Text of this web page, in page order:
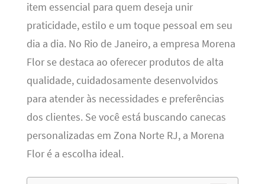
item essencial para quem deseja unir
praticidade, estilo e um toque pessoal em seu
dia a dia. No Rio de Janeiro, a empresa Morena
Flor se destaca ao oferecer produtos de alta
qualidade, cuidadosamente desenvolvidos
para atender às necessidades e preferências
dos clientes. Se você está buscando canecas
personalizadas em Zona Norte RJ, a Morena
Flor é a escolha ideal.